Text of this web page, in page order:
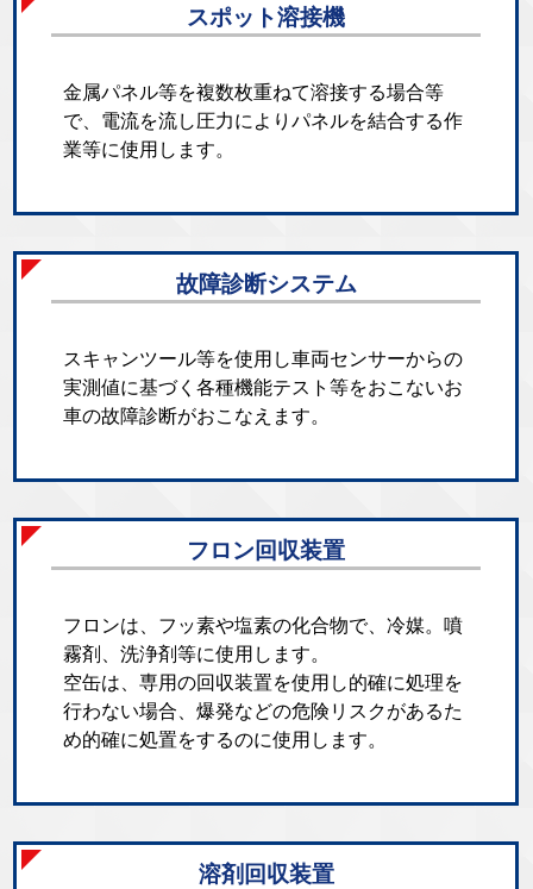
スポット溶接機
金属パネル等を複数枚重ねて溶接する場合等
で、電流を流し圧力によりパネルを結合する作
業等に使用します。
故障診断システム
スキャンツール等を使用し車両センサーからの
実測値に基づく各種機能テスト等をおこないお
車の故障診断がおこなえます。
フロン回収装置
フロンは、フッ素や塩素の化合物で、冷媒。噴
霧剤、洗浄剤等に使用します。
空缶は、専用の回収装置を使用し的確に処理を
行わない場合、爆発などの危険リスクがあるた
め的確に処置をするのに使用します。
溶剤回収装置